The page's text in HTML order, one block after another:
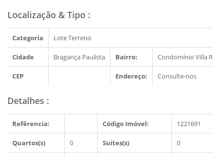
Localização & Tipo :
Categoria Lote Terreno
Cidade Bragança Paulista Bairro: Condomínio Villa
CEP Endereço: Consulte-nos
Detalhes :
Refêrencia: Código Imóvel: 1221691
Quartos(s) 0 Suítes(s) 0